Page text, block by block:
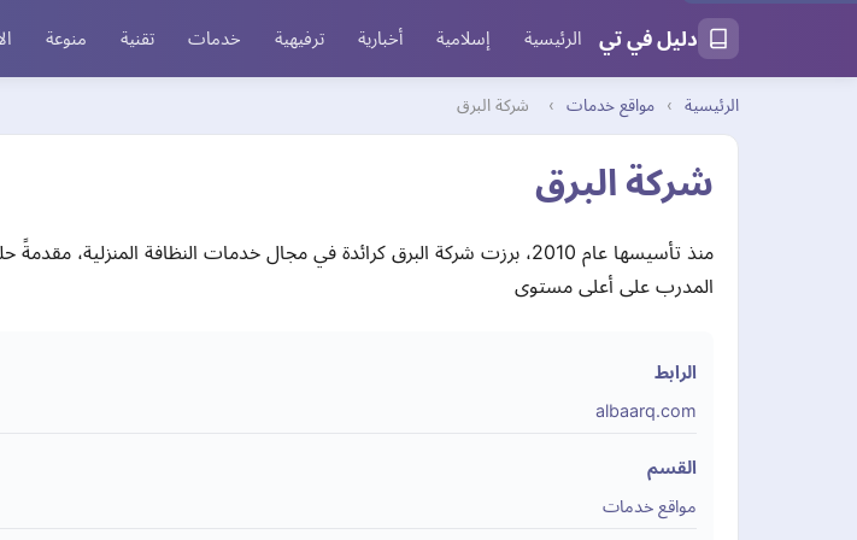
دليل في تي الرئيسية إسلامية أخبارية ترفيهية خدمات تقنية منوعة
الرئيسية › مواقع خدمات › شركة البرق
شركة البرق
منذ تأسيسها عام 2010، برزت شركة البرق كرائدة في مجال خدمات النظافة
المدرب على أعلى مستوى
الرابط
albaarq.com
القسم
مواقع خدمات